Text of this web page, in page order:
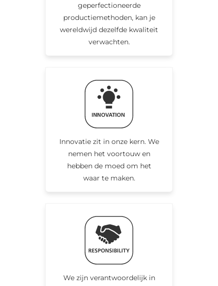
geperfectioneerde
productiemethoden, kan je
wereldwijd dezelfde kwaliteit
verwachten.
Innovatie zit in onze kern. We
nemen het voortouw en
hebben de moed om het
waar te maken.
We zijn verantwoordelijk in